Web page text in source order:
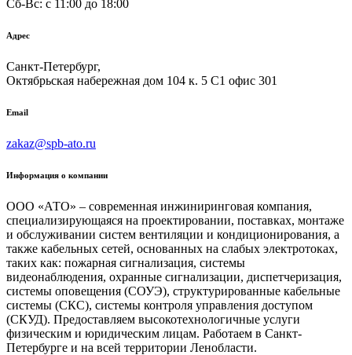
Сб-Вс: c 11:00 до 18:00
Адрес
Санкт-Петербург,
Октябрьская набережная дом 104 к. 5 С1 офис 301
Email
zakaz@spb-ato.ru
Информация о компании
ООО «АТО» – современная инжиниринговая компания,
специализирующаяся на проектировании, поставках, монтаже
и обслуживании систем вентиляции и кондиционирования, а
также кабельных сетей, основанных на слабых электротоках,
таких как: пожарная сигнализация, системы
видеонаблюдения, охранные сигнализации, диспетчеризация,
системы оповещения (СОУЭ), структурированные кабельные
системы (СКС), системы контроля управления доступом
(СКУД). Предоставляем высокотехнологичные услуги
физическим и юридическим лицам. Работаем в Санкт-
Петербурге и на всей территории Ленобласти.